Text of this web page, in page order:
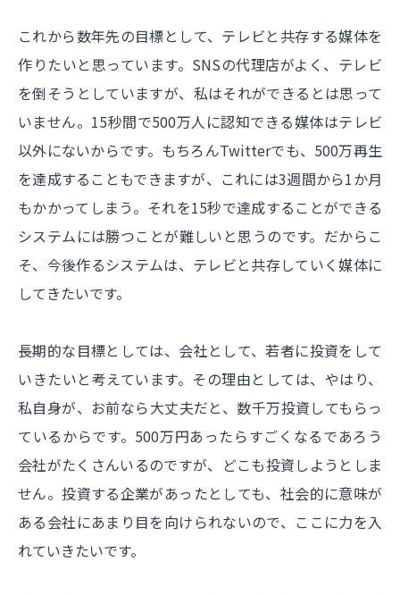
これから数年先の目標として、テレビと共存する媒体を
作りたいと思っています。SNSの代理店がよく、テレビ
を倒そうとしていますが、私はそれができるとは思って
いません。15秒間で500万人に認知できる媒体はテレビ
以外にないからです。もちろんTwitterでも、500万再生
を達成することもできますが、これには3週間から1か月
もかかってしまう。それを15秒で達成することができる
システムには勝つことが難しいと思うのです。だからこ
そ、今後作るシステムは、テレビと共存していく媒体に
してきたいです。
長期的な目標としては、会社として、若者に投資をして
いきたいと考えています。その理由としては、やはり、
私自身が、お前なら大丈夫だと、数千万投資してもらっ
ているからです。500万円あったらすごくなるであろう
会社がたくさんいるのですが、どこも投資しようとしま
せん。投資する企業があったとしても、社会的に意味が
ある会社にあまり目を向けられないので、ここに力を入
れていきたいです。